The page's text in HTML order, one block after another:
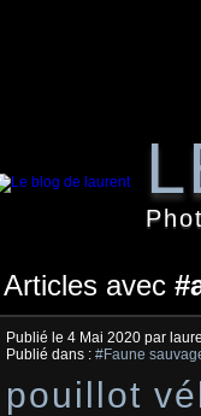
Articles avec
Publié le 4 Mai 2020 par
Publié dans : #Faune
pouillot